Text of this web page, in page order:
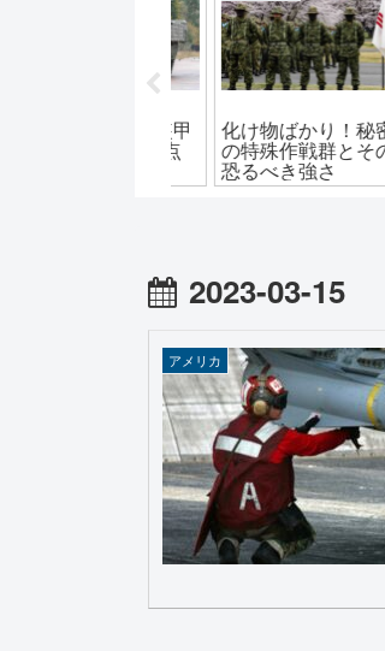
なぜ死の白鳥？B-1爆
撃機「ランサー」の
性能と値段
2023-03-15
アメリカ